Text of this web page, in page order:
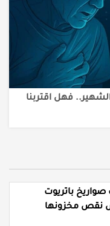
الشهير.. فهل اقتربنا
باتريوت
نقص مخزونها